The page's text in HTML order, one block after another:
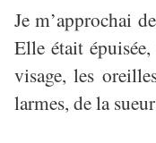
Je m’approchai
Elle était
visage, les
larmes, de la